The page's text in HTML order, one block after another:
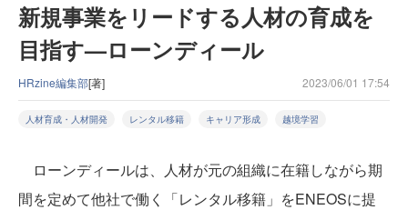
新規事業をリードする人材の育成を
目指す—ローンディール
HRzine編集部[著] 2023/06/01 17:54
人材育成・人材開発 レンタル移籍 キャリア形成 越境学習
ローンディールは、人材が元の組織に在籍しながら期
間を定めて他社で働く「レンタル移籍」をENEOSに提